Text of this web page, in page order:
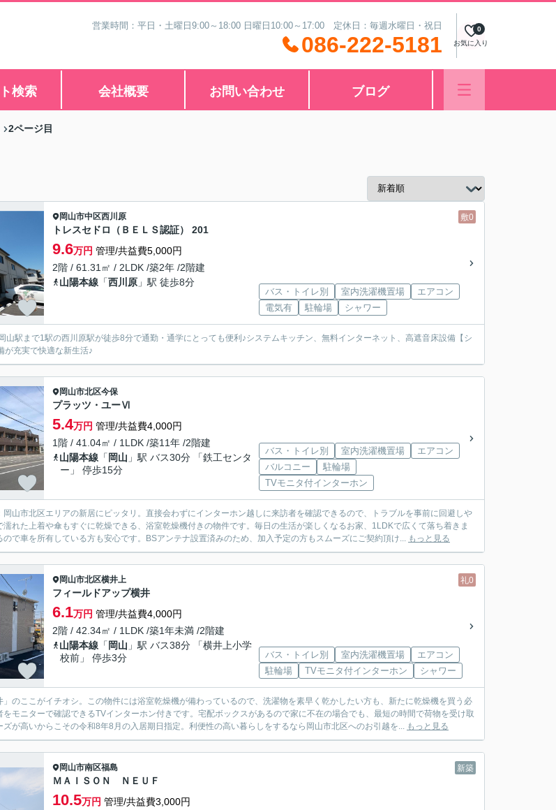
営業時間：平日・土曜日9:00～18:00 日曜日10:00～17:00 定休日：毎週水曜日・祝日
086-222-5181 お気に入り
0
検索 会社概要 お問い合わせ ブログ
2ページ目
敷0
岡山市中区西川原
トレスセドロ（ＢＥＬＳ認証） 201
9.6万円 管理/共益費5,000円
2階 / 61.31㎡ / 2LDK /築2年 /2階建
山陽本線 「西川原 」駅 徒歩8分
バス・トイレ別 室内洗濯機置場
エアコン
電気有
駐輪場 シャワー
駅まで1駅の西川原駅が徒歩8分で通勤・通学にとっても便利♪システムキッチン、無料インターネット、高遮音床設備【シ
が充実で快適な新生活♪
岡山市北区今保
プラッツ・ユーⅥ
5.4万円 管理/共益費4,000円
1階 / 41.04㎡ / 1LDK /築11年 /2階建
山陽本線 「 岡山 」駅 バス30分 「鉄工センタ
ー」 停歩15分
バス・トイレ別 室内洗濯機置場
エアコン
バルコニー
駐輪場
TVモニタ付インターホン
岡山市北区エリアの新居にピッタリ。直接会わずにインターホン越しに来訪者を確認できるので、トラブルを事前に回避しや
れた上着や傘もすぐに乾燥できる、浴室乾燥機付きの物件です。毎日の生活が楽しくなるお家、1LDKで広くて落ち着きま
で車を所有している方も安心です。BSアンテナ設置済みのため、加入予定の方もスムーズにご契約頂け... もっと見る
礼0
岡山市北区横井上
フィールドアップ横井
6.1万円 管理/共益費4,000円
2階 / 42.34㎡ / 1LDK /築1年未満 /2階建
山陽本線 「 岡山 」駅 バス38分 「横井上小学
校前」 停歩3分
バス・トイレ別 室内洗濯機置場
エアコン
駐輪場
TVモニタ付インターホン シャワー
」のここがイチオシ。この物件には浴室乾燥機が備わっているので、洗濯物を素早く乾かしたい方も、新たに乾燥機を買う必
モニターで確認できるTVインターホン付きです。宅配ボックスがあるので家に不在の場合でも、最短の時間で荷物を受け取
ズが高いからこその令和8年8月の入居期日指定。利便性の高い暮らしをするなら岡山市北区へのお引越を... もっと見る
新築
岡山市南区福島
ＭＡＩＳＯＮ ＮＥＵＦ
10.5万円 管理/共益費3,000円